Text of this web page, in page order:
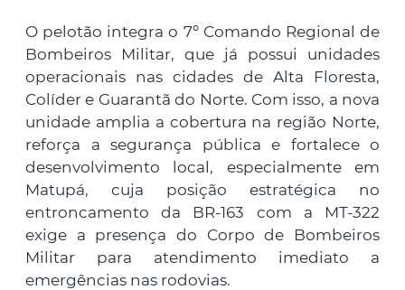
O pelotão integra o 7º Comando Regional de
Bombeiros Militar, que já possui unidades
operacionais nas cidades de Alta Floresta,
Colíder e Guarantã do Norte. Com isso, a nova
unidade amplia a cobertura na região Norte,
reforça a segurança pública e fortalece o
desenvolvimento local, especialmente em
Matupá, cuja posição estratégica no
entroncamento da BR-163 com a MT-322
exige a presença do Corpo de Bombeiros
Militar para atendimento imediato a
emergências nas rodovias.